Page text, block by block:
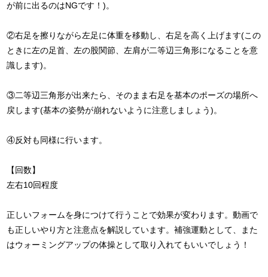
が前に出るのはNGです！)。
②右足を擦りながら左足に体重を移動し、右足を高く上げます(この
ときに左の足首、左の股関節、左肩が二等辺三角形になることを意
識します)。
③二等辺三角形が出来たら、そのまま右足を基本のポーズの場所へ
戻します(基本の姿勢が崩れないように注意しましょう)。
④反対も同様に行います。
【回数】
左右10回程度
正しいフォームを身につけて行うことで効果が変わります。動画で
も正しいやり方と注意点を解説しています。補強運動として、また
はウォーミングアップの体操として取り入れてもいいでしょう！